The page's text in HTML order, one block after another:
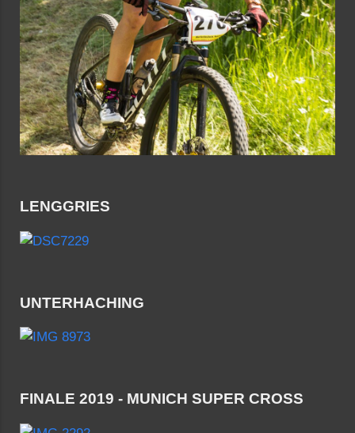
LENGGRIES
UNTERHACHING
FINALE 2019 - MUNICH SUPER CROSS